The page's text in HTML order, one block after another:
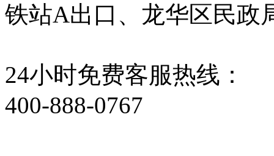
铁站A出口、龙华区民
24小时免费客服热线：
400-888-0767